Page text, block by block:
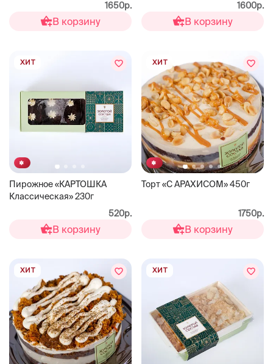
1650р.
В корзину
1600р.
В корзину
Пирожное «КАРТОШКА
Классическая» 230г
ХИТ
520р.
В корзину
Торт «С АРАХИСОМ» 450г
ХИТ
1750р.
В корзину
ХИТ ХИТ